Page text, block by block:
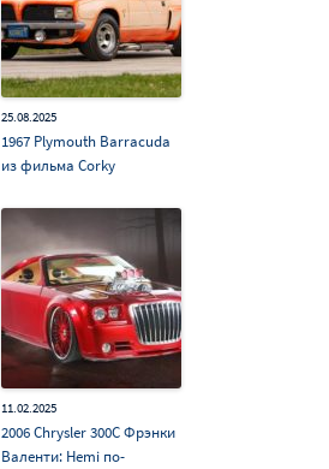
25.08.2025
1967 Plymouth Barracuda
из фильма Corky
11.02.2025
2006 Chrysler 300C Фрэнки
Валенти: Hemi по-